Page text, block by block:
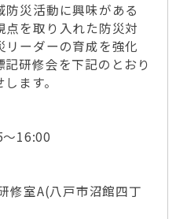
災活動に興味がある
を取り入れた防災対
ーダーの育成を強化
研修会を下記のとおり
ます。
16:00
修室A(八戸市沼館四丁